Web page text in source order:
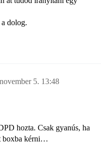
dolog.
5. 13:48
hozta. Csak gyanús, ha
boxba kérni…